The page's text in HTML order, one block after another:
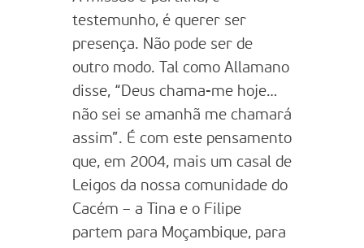
testemunho, é querer ser
presença. Não pode ser de
outro modo. Tal como Allamano
disse, “Deus chama-me hoje…
não sei se amanhã me chamará
assim”. É com este pensamento
que, em 2004, mais um casal de
Leigos da nossa comunidade do
Cacém – a Tina e o Filipe
partem para Moçambique, para